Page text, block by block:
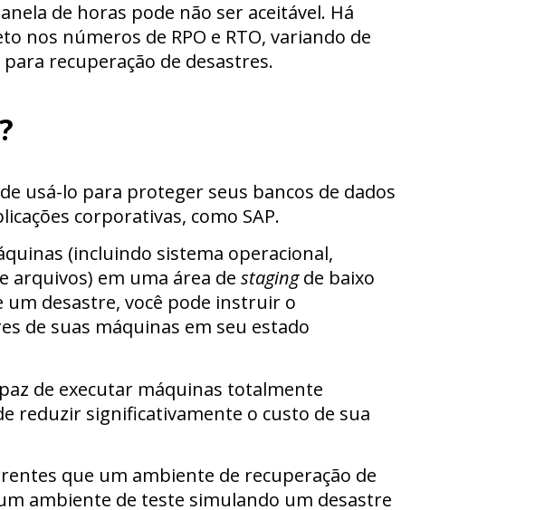
de horas pode não ser aceitável. Há
nos números de RPO e RTO, variando de
recuperação de desastres.
usá-lo para proteger seus bancos de dados
corporativas, como SAP.
(incluindo sistema operacional,
arquivos) em uma área de stagingde baixo
um desastre, você pode instruir o
de suas máquinas em seu estado
de executar máquinas totalmente
reduzir significativamente o custo de sua
que um ambiente de recuperação de
ambiente de teste simulando um desastre